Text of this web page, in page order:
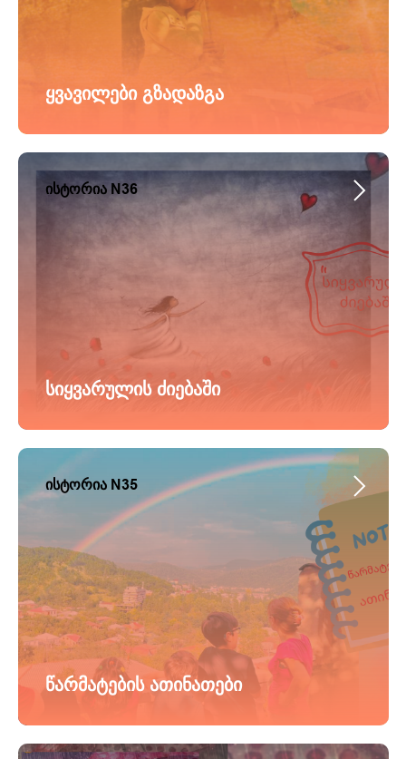
ყვავილები გზადაზგა
ისტორია N36
სიყვარულის ძიებაში
ისტორია N35
წარმატების ათინათები